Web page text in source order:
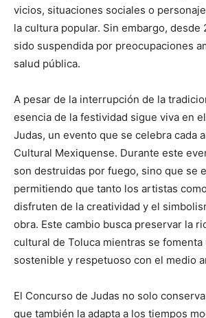
vicios, situaciones sociales o
la cultura popular. Sin embargo, desde
sido suspendida por preocupaciones
salud pública.
A pesar de la interrupción de la
esencia de la festividad sigue viva en
Judas, un evento que se celebra cada
Cultural Mexiquense. Durante este
son destruidas por fuego, sino que se
permitiendo que tanto los artistas
disfruten de la creatividad y el
obra. Este cambio busca preservar la
cultural de Toluca mientras se fomenta
sostenible y respetuoso con el medio
El Concurso de Judas no solo
que también la adapta a los tiempos